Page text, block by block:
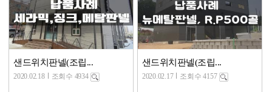
샌드위치판넬(조립...
2020.02.18 조회수 4934
샌드위치판넬(조립...
2020.02.17 조회수 4157